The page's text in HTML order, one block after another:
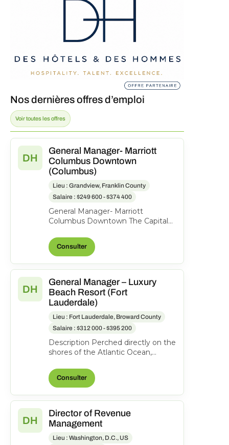
Nos dernières offres d’emploi
Voir toutes les offres
DH
General Manager- Marriott
Columbus Downtown
(Columbus)
Lieu : Grandview, Franklin County
Salaire : $249 600 - $374 400
General Manager- Marriott
Columbus Downtown The Capital
Columbus, Ohio, United States o...
Consulter
DH
General Manager – Luxury
Beach Resort (Fort
Lauderdale)
Lieu : Fort Lauderdale, Broward County
Salaire : $312 000 - $395 200
Description Perched directly on the
shores of the Atlantic Ocean,
of Fort Lauderdal...
Consulter
DH
Director of Revenue
Management
Lieu : Washington, D.C., US